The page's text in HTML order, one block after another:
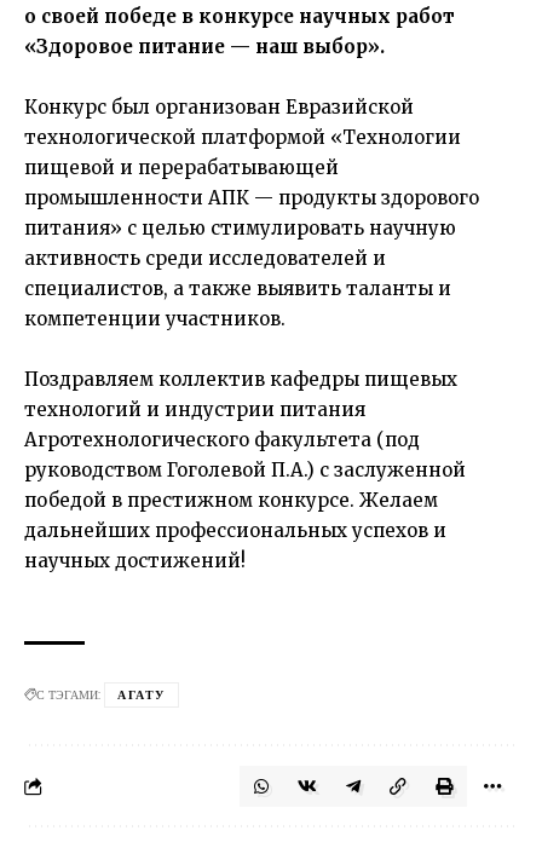
о своей победе в конкурсе научных работ
«Здоровое питание — наш выбор».
Конкурс был организован Евразийской
технологической платформой «Технологии
пищевой и перерабатывающей
промышленности АПК — продукты здорового
питания» с целью стимулировать научную
активность среди исследователей и
специалистов, а также выявить таланты и
компетенции участников.
Поздравляем коллектив кафедры пищевых
технологий и индустрии питания
Агротехнологического факультета (под
руководством Гоголевой П.А.) с заслуженной
победой в престижном конкурсе. Желаем
дальнейших профессиональных успехов и
научных достижений!
С ТЭГАМИ: АГАТУ